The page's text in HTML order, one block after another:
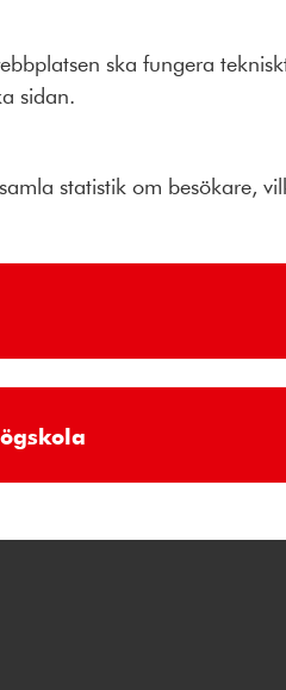
ska fungera
sidan.
statistik om besökare,